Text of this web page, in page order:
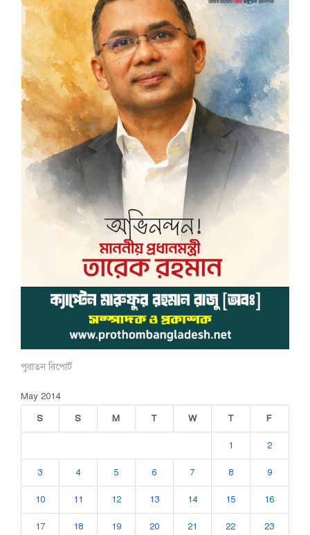
পুরাতন রিপোর্ট
May 2014
S
S M T W T F
1 2
3 4 5 6 7 8 9
10 11 12 13 14 15 16
17 18 19 20 21 22 23